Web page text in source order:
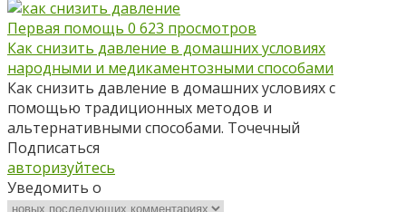
Первая помощь 0 623 просмотров
Как снизить давление в домашних условиях
народными и медикаментозными способами
Как снизить давление в домашних условиях с
помощью традиционных методов и
альтернативными способами. Точечный
Подписаться
авторизуйтесь
Уведомить о